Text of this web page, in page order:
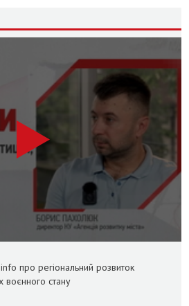
про регіональний розвиток
стану